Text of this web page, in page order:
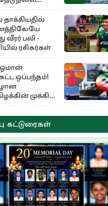
கடற்படை
வீரர் பலி -
ரசிகர்கள்
ஓமான்
ஒப்பந்தம்!
முக்கிய
கட்டுரைகள்